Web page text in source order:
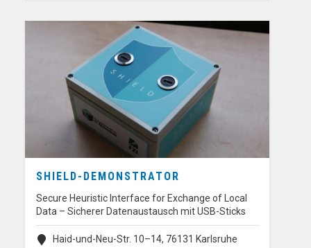
SHIELD-DEMONSTRATOR
Secure Heuristic Interface for Exchange of Local
Data – Sicherer Datenaustausch mit USB-Sticks
Haid-und-Neu-Str. 10–14, 76131 Karlsruhe